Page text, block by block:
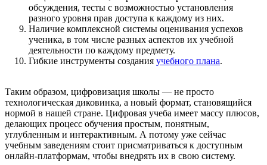
обсуждения, тесты с возможностью установления
разного уровня прав доступа к каждому из них.
Наличие комплексной системы оценивания успехов
ученика, в том числе разных аспектов их учебной
деятельности по каждому предмету.
Гибкие инструменты создания учебного плана.
Таким образом, цифровизация школы — не просто
технологическая диковинка, а новый формат, становящийся
нормой в нашей стране. Цифровая учеба имеет массу плюсов,
делающих процесс обучения простым, понятным,
углубленным и интерактивным. А потому уже сейчас
учебным заведениям стоит присматриваться к доступным
онлайн-платформам, чтобы внедрять их в свою систему.